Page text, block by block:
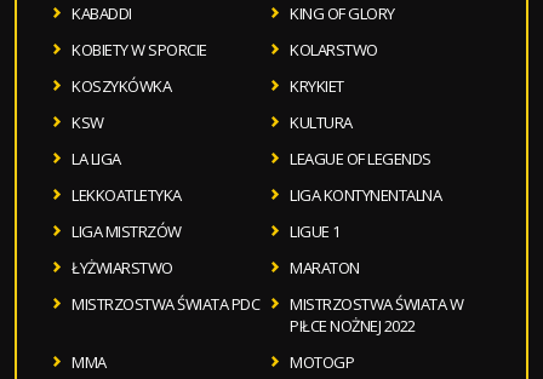
KABADDI
KING OF GLORY
KOBIETY W SPORCIE
KOLARSTWO
KOSZYKÓWKA
KRYKIET
KSW
KULTURA
LA LIGA
LEAGUE OF LEGENDS
LEKKOATLETYKA
LIGA KONTYNENTALNA
LIGA MISTRZÓW
LIGUE 1
ŁYŻWIARSTWO
MARATON
MISTRZOSTWA ŚWIATA PDC
MISTRZOSTWA ŚWIATA W
PIŁCE NOŻNEJ 2022
MMA
MOTOGP